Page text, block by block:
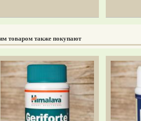
товаром также покупают